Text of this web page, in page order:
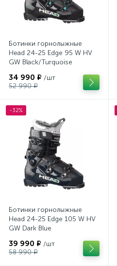
Ботинки горнолыжные
Head 24-25 Edge 95 W HV
GW Black/Turquoise
34 990 ₽ /шт
52 990 ₽
-32%
Ботинки горнолыжные
Head 24-25 Edge 105 W HV
GW Dark Blue
39 990 ₽ /шт
58 990 ₽